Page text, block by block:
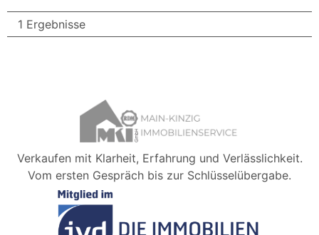
1 Ergebnisse
Verkaufen mit Klarheit, Erfahrung und Verlässlichkeit.
Vom ersten Gespräch bis zur Schlüsselübergabe.